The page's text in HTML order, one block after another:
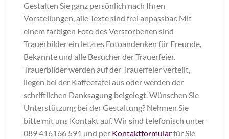
Gestalten Sie ganz persönlich nach Ihren
Vorstellungen, alle Texte sind frei anpassbar. Mit
einem farbigen Foto des Verstorbenen sind
Trauerbilder ein letztes Fotoandenken für Freunde,
Bekannte und alle Besucher der Trauerfeier.
Trauerbilder werden auf der Trauerfeier verteilt,
liegen bei der Kaffeetafel aus oder werden der
schriftlichen Danksagung beigelegt. Wünschen Sie
Unterstützung bei der Gestaltung? Nehmen Sie
bitte mit uns Kontakt auf. Wir sind telefonisch unter
089 416166 591 und per Kontaktformularfür Sie